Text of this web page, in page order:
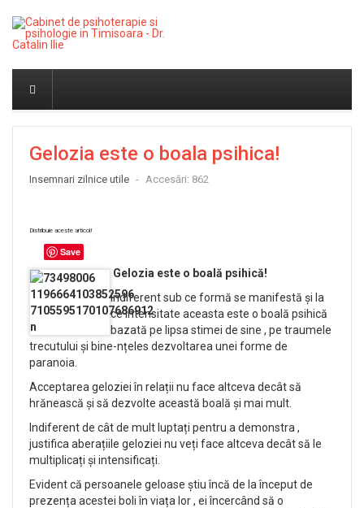
Gelozia este o boala psihica!
Insemnari zilnice utile Accesări: 862
Distribuie aceste articol!
Save
Gelozia este o boală psihică!
Indiferent sub ce formă se manifestă și la
ce intensitate aceasta este o boală psihică
bazată pe lipsa stimei de sine , pe traumele
trecutului și bine-nțeles dezvoltarea unei forme de
paranoia.
Acceptarea geloziei în relații nu face altceva decât să
hrănească și să dezvolte această boală și mai mult.
Indiferent de cât de mult luptați pentru a demonstra ,
justifica aberațiile geloziei nu veți face altceva decât să le
multiplicați și intensificați.
Evident că persoanele geloase știu încă de la început de
prezența acestei boli în viața lor , ei încercând să o